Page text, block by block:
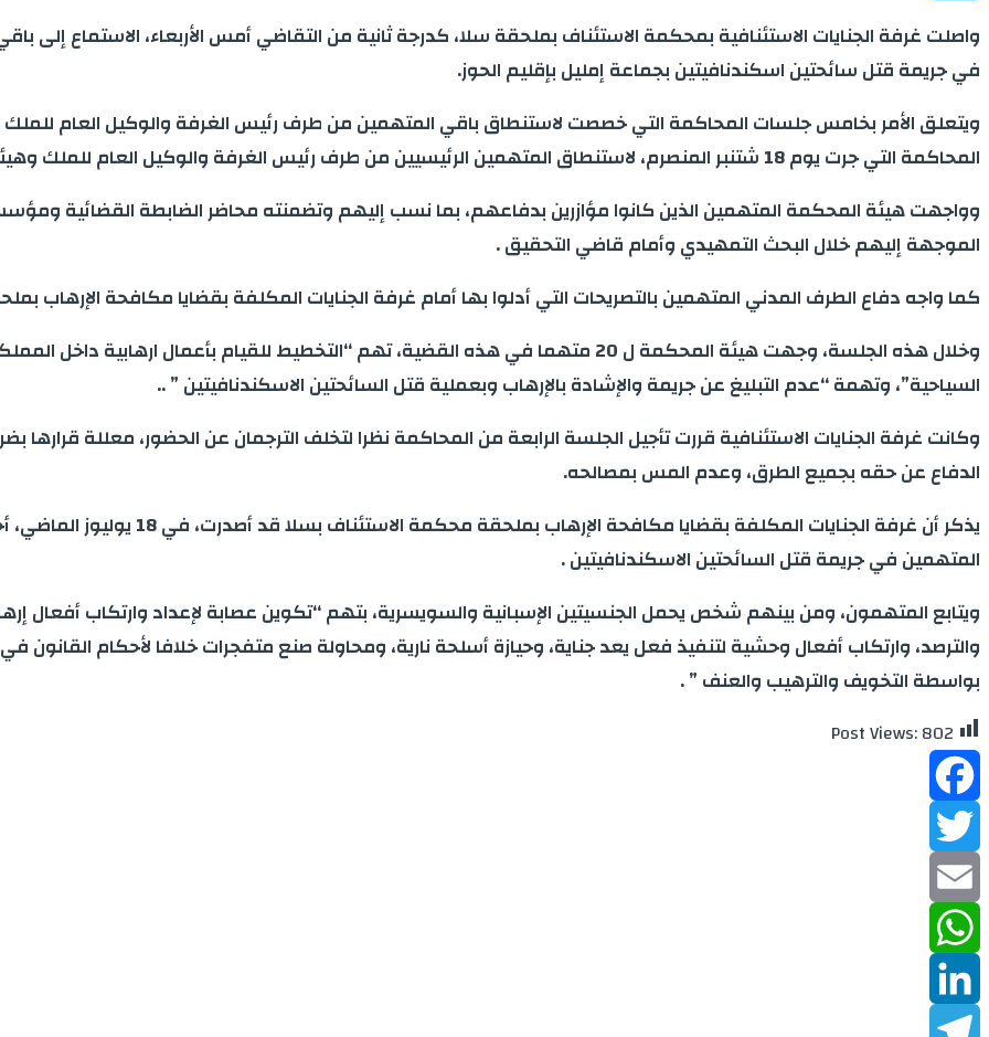
Share
في جريمة قتل سائحتين اسكندنافيتين بجماعة إمليل بإقليم الحوز.
ويتعلق الأمر بخامس جلسات المحاكمة التي خصصت لاستنطاق باقي المتهمين من طرف رئيس الغرفة والوكيل العام للملك
المحاكمة التي جرت يوم 18 شتنبر المنصرم، لاستنطاق المتهمين الرئيسيين من طرف رئيس الغرفة والوكيل العام للملك وهيئة الدفاع التي تقدمت ببعض الملتمسات .
وواجهت هيئة المحكمة المتهمين الذين كانوا مؤازرين بدفاعهم، بما نسب إليهم وتضمنته محاضر الضابطة القضائية
الموجهة إليهم خلال البحث التمهيدي وأمام قاضي التحقيق .
كما واجه دفاع الطرف المدني المتهمين بالتصريحات التي أدلوا بها أمام غرفة الجنايات المكلفة بقضايا مكافحة
وخلال هذه الجلسة، وجهت هيئة المحكمة ل 20 متهما في هذه القضية، تهم “التخطيط للقيام
السياحية”، وتهمة “عدم التبليغ عن جريمة والإشادة بالإرهاب وبعملية قتل السائحتين الاسكندنافيتين ” ..
وكانت غرفة الجنايات الاستئنافية قررت تأجيل الجلسة الرابعة من المحاكمة نظرا لتخلف الترجمان عن الحضور، معللة
الدفاع عن حقه بجميع الطرق، وعدم المس بمصالحه.
يذكر أن غرفة الجنايات المكلفة
المتهمين في جريمة قتل السائحتين الاسكندنافيتين .
ويتابع المتهمون، ومن بينهم شخص يحمل الجنسيتين الإسبانية والسويسرية، بتهم “تكوين عصابة لإعداد وارتكاب أفعال
والترصد، وارتكاب أفعال وحشية لتنفيذ فعل يعد جناية، وحيازة أسلحة نارية، ومحاولة صنع متفجرات خلافا لأحكام
بواسطة التخويف والترهيب والعنف ” .
Post Views:802
Facebook
Twitter
Email
WhatsApp
LinkedIn